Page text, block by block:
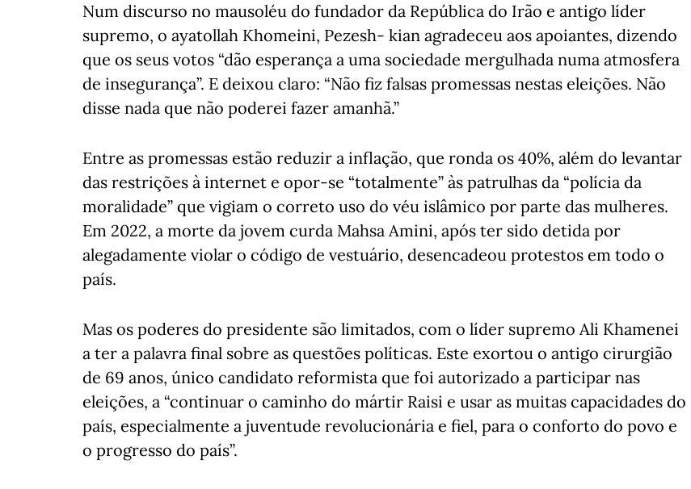
Num discurso no mausoléu do fundador da República do Irão e antigo líder
supremo, o ayatollah Khomeini, Pezesh- kian agradeceu aos apoiantes, dizendo
que os seus votos “dão esperança a uma sociedade mergulhada numa atmosfera
de insegurança”. E deixou claro: “Não fiz falsas promessas nestas eleições. Não
disse nada que não poderei fazer amanhã.”
Entre as promessas estão reduzir a inflação, que ronda os 40%, além do levantar
das restrições à internet e opor-se “totalmente” às patrulhas da “polícia da
moralidade” que vigiam o correto uso do véu islâmico por parte das mulheres.
Em 2022, a morte da jovem curda Mahsa Amini, após ter sido detida por
alegadamente violar o código de vestuário, desencadeou protestos em todo o
país.
Mas os poderes do presidente são limitados, com o líder supremo Ali Khamenei
a ter a palavra final sobre as questões políticas. Este exortou o antigo cirurgião
de 69 anos, único candidato reformista que foi autorizado a participar nas
eleições, a “continuar o caminho do mártir Raisi e usar as muitas capacidades do
país, especialmente a juventude revolucionária e fiel, para o conforto do povo e
o progresso do país”.